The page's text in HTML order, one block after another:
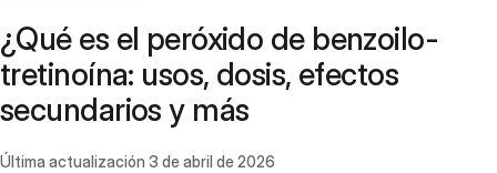
¿Qué es el peróxido de benzoilo-
tretinoína: usos, dosis, efectos
secundarios y más
Última actualización 3 de abril de 2026